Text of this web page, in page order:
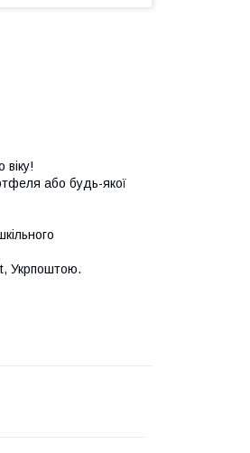
або будь-якої
Укрпоштою.